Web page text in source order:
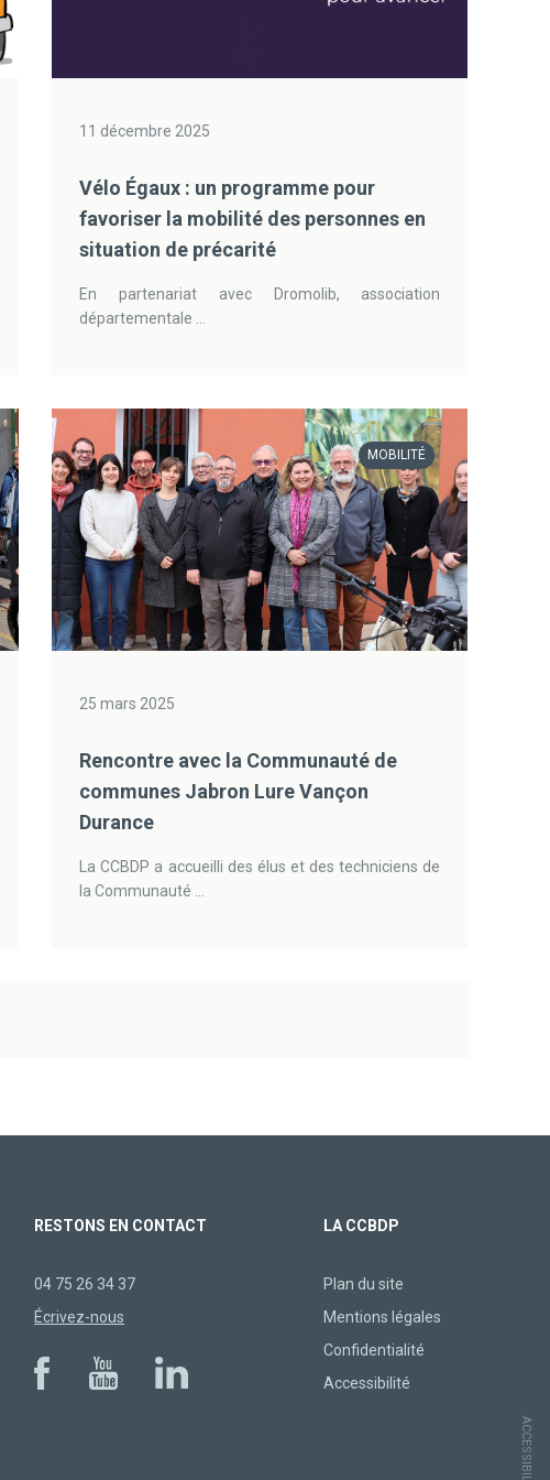
11 décembre 2025
Vélo Égaux : un programme pour
favoriser la mobilité des personnes en
situation de précarité
En partenariat avec Dromolib, association
départementale ...
MOBILITÉ
25 mars 2025
Rencontre avec la Communauté de
communes Jabron Lure Vançon
Durance
La CCBDP a accueilli des élus et des techniciens de
la Communauté ...
RESTONS EN CONTACT
04 75 26 34 37
Écrivez-nous
LA CCBDP
Plan du site
Mentions légales
Confidentialité
Accessibilité
ACCESSIBILITÉ